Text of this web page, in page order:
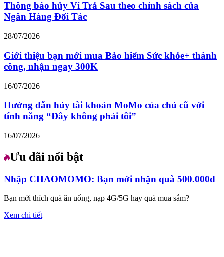
Thông báo hủy Ví Trả Sau theo chính sách của
Ngân Hàng Đối Tác
28/07/2026
Giới thiệu bạn mới mua Bảo hiểm Sức khỏe+ thành
công, nhận ngay 300K
16/07/2026
Hướng dẫn hủy tài khoản MoMo của chủ cũ với
tính năng “Đây không phải tôi”
16/07/2026
Ưu đãi nổi bật
Nhập CHAOMOMO: Bạn mới nhận quà 500.000đ
Bạn mới thích quà ăn uống, nạp 4G/5G hay quà mua sắm?
Xem chi tiết